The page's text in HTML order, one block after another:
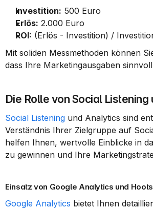
Investition: 500 Euro
Erlös: 2.000 Euro
ROI: (Erlös - Investition) /
Mit soliden Messmethoden können
dass Ihre Marketingausgaben
Die Rolle von Social Listening
Social Listening und Analytics sind
Verständnis Ihrer Zielgruppe auf
helfen Ihnen, wertvolle Einblicke in
zu gewinnen und Ihre
Einsatz von Google Analytics und
Google Analytics bietet Ihnen